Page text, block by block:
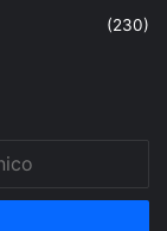
(230)